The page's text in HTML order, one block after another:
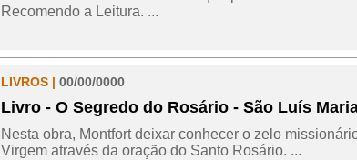
Recomendo a Leitura. ...
LIVROS | 00/00/0000
Livro - O Segredo do Rosário - São Luís
Nesta obra, Montfort deixar conhecer o zelo
Virgem através da oração do Santo Rosário. ...